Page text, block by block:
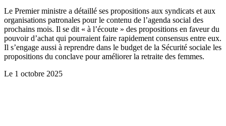
Le Premier ministre a détaillé ses propositions aux syndicats et aux
organisations patronales pour le contenu de l’agenda social des
prochains mois. Il se dit « à l’écoute » des propositions en faveur du
pouvoir d’achat qui pourraient faire rapidement consensus entre eux.
Il s’engage aussi à reprendre dans le budget de la Sécurité sociale les
propositions du conclave pour améliorer la retraite des femmes.
Le 1 octobre 2025